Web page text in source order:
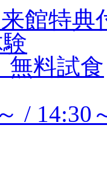
館特
無料試食
/ 14:30